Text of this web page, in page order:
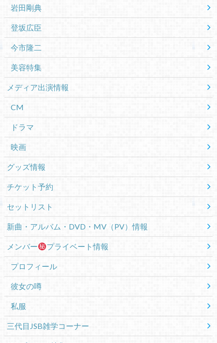
岩田剛典
登坂広臣
今市隆二
美容特集
メディア出演情報
CM
ドラマ
映画
グッズ情報
チケット予約
セットリスト
新曲・アルバム・DVD・MV（PV）情報
メンバー プライベート情報
プロフィール
彼女の噂
私服
三代目JSB雑学コーナー